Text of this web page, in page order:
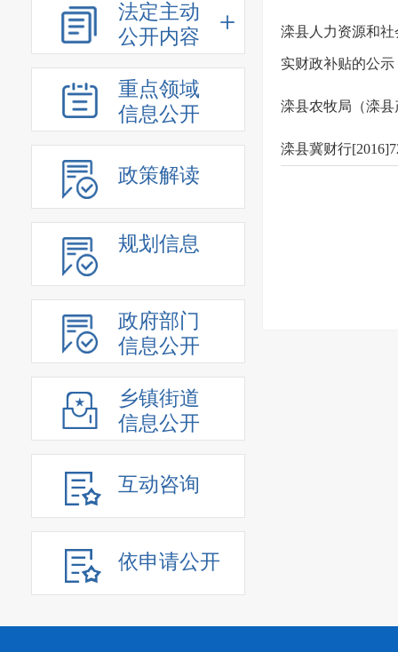
法定主动
公开内容
重点领域
信息公开
政策解读
规划信息
政府部门
信息公开
乡镇街道
信息公开
互动咨询
依申请公开
滦县人力资源和
实财政补贴的公示
滦县农牧局（滦
滦县冀财行